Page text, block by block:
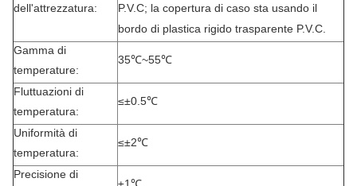
dell'attrezzatura:
P.V.C; la copertura di caso sta usando il
bordo di plastica rigido trasparente P.V.C.
Gamma di
temperature:
35℃~55℃
Fluttuazioni di
temperatura:
≤±0.5℃
Uniformità di
temperatura:
≤±2℃
Precisione di
±1℃